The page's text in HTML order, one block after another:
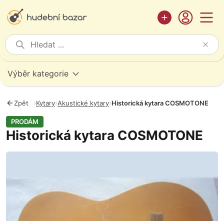
Výběr kategorie
Zpět ›Kytary›Akustické kytary›Historická kytara COSMOTONE
PRODÁM
Historická kytara COSMOTONE